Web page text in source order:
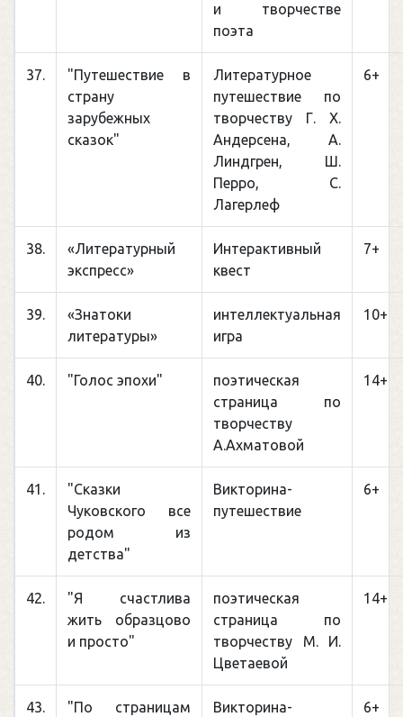
и творчестве
поэта
37.
"Путешествие в
страну
зарубежных
сказок"
Литературное
путешествие по
творчеству Г. Х.
Андерсена, А.
Линдгрен, Ш.
Перро, С.
Лагерлеф
6+
38.
«Литературный
экспресс»
Интерактивный
квест
7+
39.
«Знатоки
литературы»
интеллектуальная
игра
10+
40. "Голос эпохи"
поэтическая
страница по
творчеству
А.Ахматовой
14+
41.
"Сказки
Чуковского все
родом из
детства"
Викторина-
путешествие
6+
42.
"Я счастлива
жить образцово
и просто"
поэтическая
страница по
творчеству М. И.
Цветаевой
14+
43.
"По страницам
Викторина-
6+